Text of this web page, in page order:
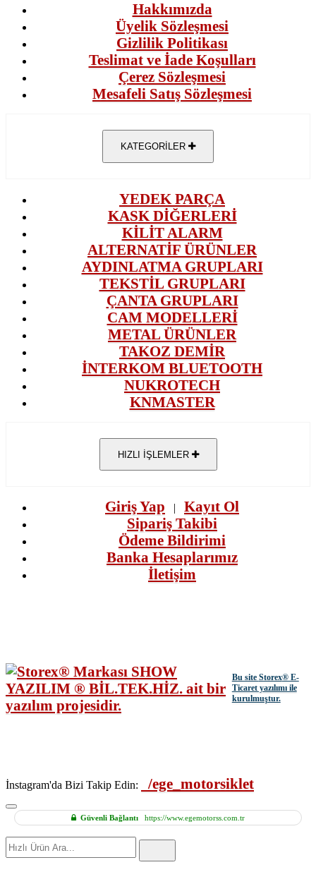
Hakkımızda
Üyelik Sözleşmesi
Gizlilik Politikası
Teslimat ve İade Koşulları
Çerez Sözleşmesi
Mesafeli Satış Sözleşmesi
KATEGORİLER
YEDEK PARÇA
KASK DİĞERLERİ
KİLİT ALARM
ALTERNATİF ÜRÜNLER
AYDINLATMA GRUPLARI
TEKSTİL GRUPLARI
ÇANTA GRUPLARI
CAM MODELLERİ
METAL ÜRÜNLER
TAKOZ DEMİR
İNTERKOM BLUETOOTH
NUKROTECH
KNMASTER
HIZLI İŞLEMLER
Giriş Yap | Kayıt Ol
Sipariş Takibi
Ödeme Bildirimi
Banka Hesaplarımız
İletişim
Bu site Storex® E-
Ticaret yazılımı ile
kurulmuştur.
İnstagram'da Bizi Takip Edin: /ege_motorsiklet
Güvenli Bağlantı https://www.egemotorss.com.tr
Hızlı
Ürün